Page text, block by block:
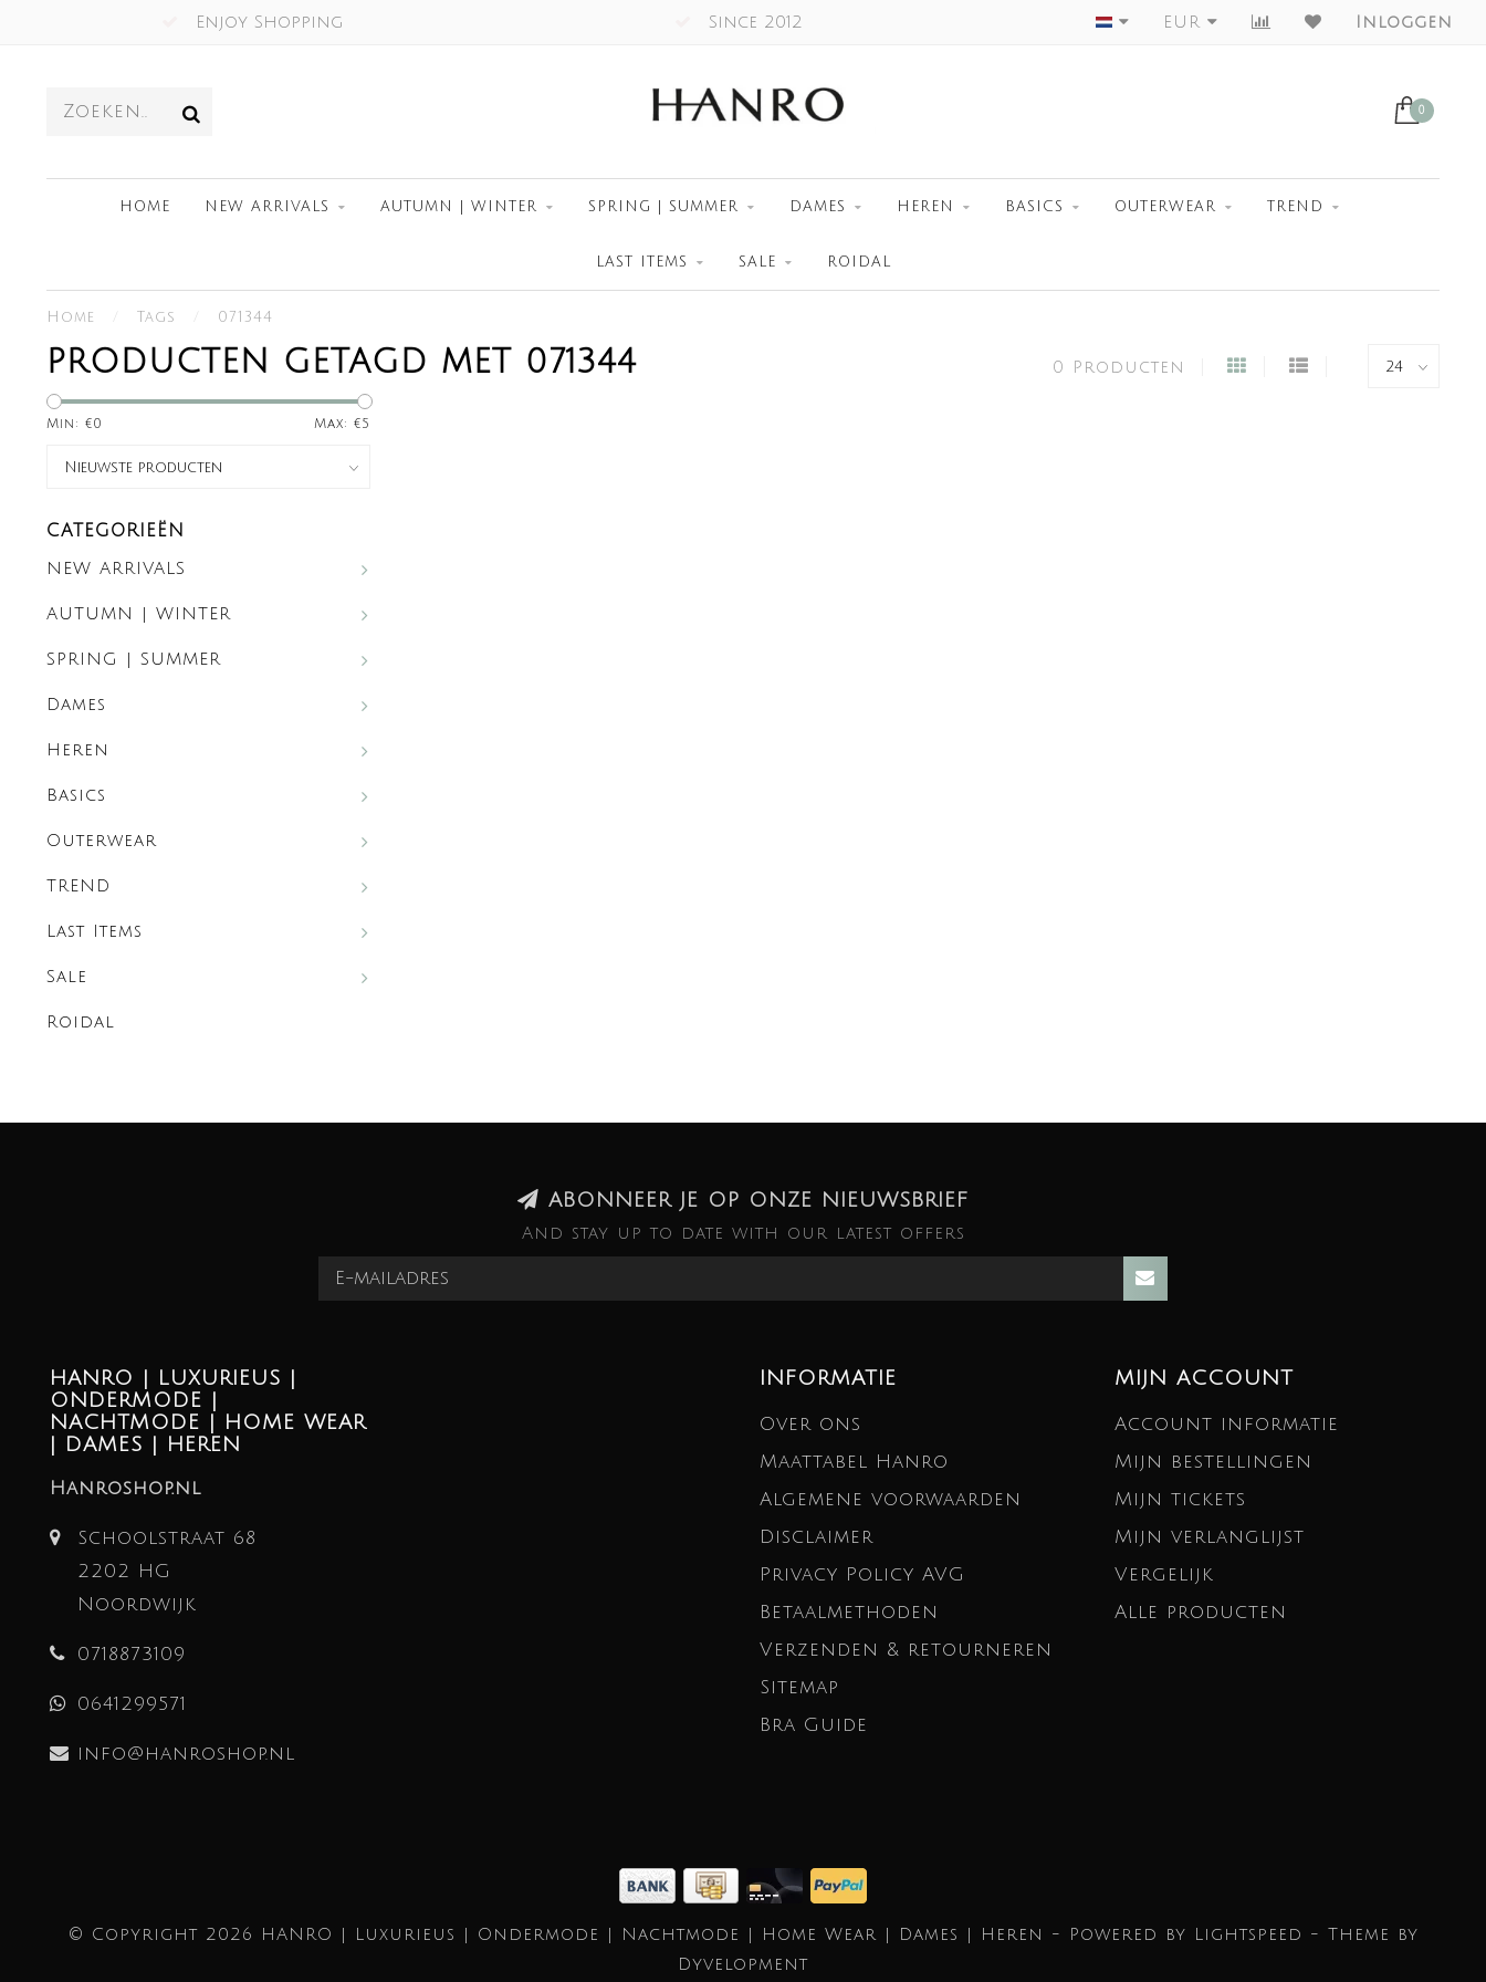
Enjoy Shopping Since 2012 Worldwide Shipment
EUR Inloggen
0
HOME NEW ARRIVALS AUTUMN | WINTER SPRING | SUMMER DAMES HEREN BASICS OUTERWEAR TREND
LAST ITEMS SALE ROIDAL
Home Tags 071344
PRODUCTEN GETAGD MET 071344 0 Producten
Min: €0 Max: €5
CATEGORIEËN
NEW ARRIVALS
AUTUMN | WINTER
SPRING | SUMMER
Dames
Heren
Basics
Outerwear
TREND
Last Items
Sale
Roidal
ABONNEER JE OP ONZE NIEUWSBRIEF
And stay up to date with our latest offers
HANRO | LUXURIEUS |
ONDERMODE |
NACHTMODE | HOME WEAR
| DAMES | HEREN
Hanroshop.nl
Schoolstraat 68
2202 HG
Noordwijk
0718873109
0641299571
info@hanroshop.nl
INFORMATIE
Over ons
Maattabel Hanro
Algemene voorwaarden
Disclaimer
Privacy Policy AVG
Betaalmethoden
Verzenden & retourneren
Sitemap
Bra Guide
MIJN ACCOUNT
Account informatie
Mijn bestellingen
Mijn tickets
Mijn verlanglijst
Vergelijk
Alle producten
© Copyright 2026 HANRO | Luxurieus | Ondermode | Nachtmode | Home Wear | Dames | Heren - Powered by Lightspeed - Theme by
Dyvelopment